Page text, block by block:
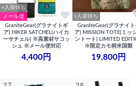
×入荷待ち
メール便
GraniteGear(グラナイトギ
ア) HIKER SATCHEL(ハイカ
ーサチェル) ※高素材サコッ
シュ ※メール便対応
4,400円
×入荷待ち
GraniteGear(グラナイト
ア) MISSION TOTE(ミッ
ントート) LIMITED
※限定カモ柄米国製
19,800円